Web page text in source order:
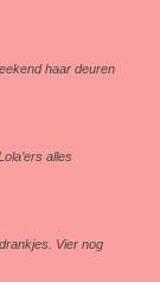
haar deuren
alles
Vier nog